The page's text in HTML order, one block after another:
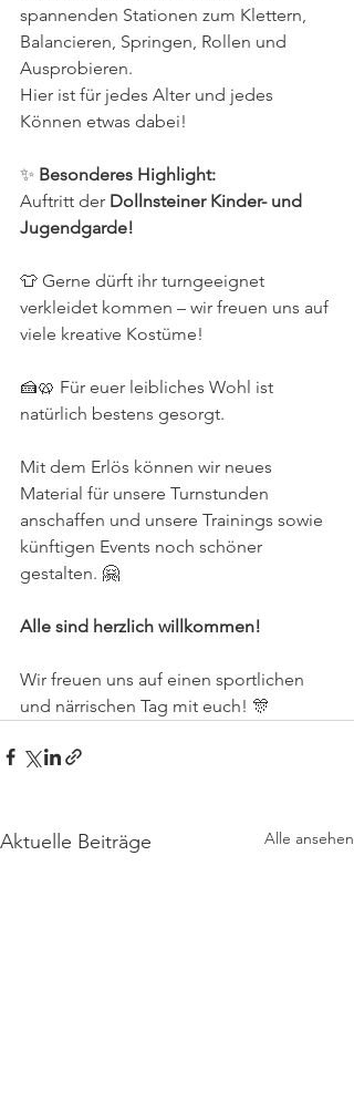
spannenden Stationen zum Klettern,
Balancieren, Springen, Rollen und
Ausprobieren.
Hier ist für jedes Alter und jedes
Können etwas dabei!
✨ Besonderes Highlight:
Auftritt der Dollnsteiner Kinder- und
Jugendgarde!
👕 Gerne dürft ihr turngeeignet
verkleidet kommen – wir freuen uns auf
viele kreative Kostüme!
🍰🥨 Für euer leibliches Wohl ist
natürlich bestens gesorgt.
Mit dem Erlös können wir neues
Material für unsere Turnstunden
anschaffen und unsere Trainings sowie
künftigen Events noch schöner
gestalten. 🤗
Alle sind herzlich willkommen!
Wir freuen uns auf einen sportlichen
und närrischen Tag mit euch! 🎊
Aktuelle Beiträge Alle ansehen